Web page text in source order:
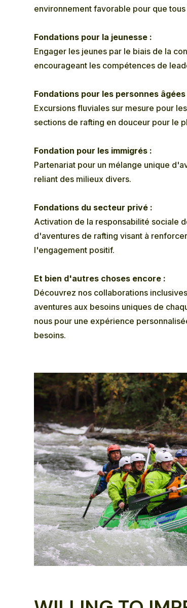
environnement favorable pour que
Fondations pour la jeunesse :
Engager les jeunes par le biais de la
encourageant les compétences de
Fondations pour les personnes âgées
Excursions fluviales sur mesure pour
sections de rafting en douceur pour le
Fondation pour les immigrés :
Partenariat pour un mélange unique
reliant des milieux divers.
Fondations du secteur privé :
Activation de la responsabilité sociale
d'aventures de rafting visant à
l'engagement positif.
Et bien d'autres choses encore :
Découvrez nos collaborations
aventures aux besoins uniques de
nous pour une expérience
besoins.